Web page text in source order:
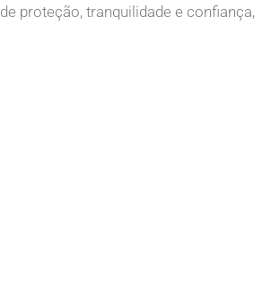
proteção, tranquilidade e confiança,